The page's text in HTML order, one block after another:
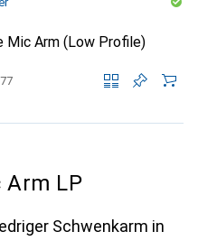
Mic Arm (Low Profile)
Arm LP
Schwenkarm in